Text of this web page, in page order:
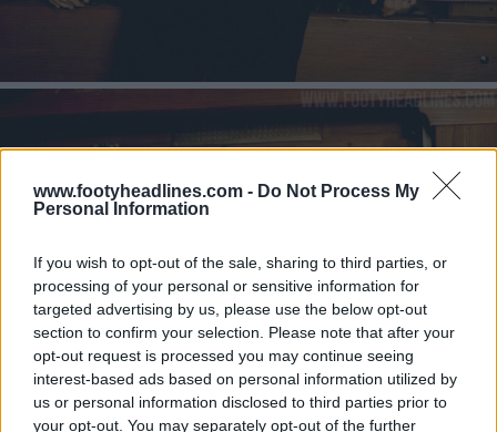
www.footyheadlines.com - Do Not Process My
Personal Information
If you wish to opt-out of the sale, sharing to third parties, or
processing of your personal or sensitive information for
targeted advertising by us, please use the below opt-out
section to confirm your selection. Please note that after your
opt-out request is processed you may continue seeing
interest-based ads based on personal information utilized by
us or personal information disclosed to third parties prior to
your opt-out. You may separately opt-out of the further